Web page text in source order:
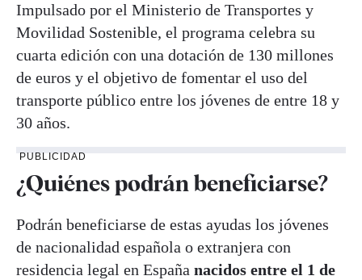
Impulsado por el Ministerio de Transportes y
Movilidad Sostenible, el programa celebra su
cuarta edición con una dotación de 130 millones
de euros y el objetivo de fomentar el uso del
transporte público entre los jóvenes de entre 18 y
30 años.
PUBLICIDAD
¿Quiénes podrán beneficiarse?
Podrán beneficiarse de estas ayudas los jóvenes
de nacionalidad española o extranjera con
residencia legal en España nacidos entre el 1 de